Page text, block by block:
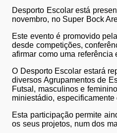
Desporto Escolar está
novembro, no Super Bock
Este evento é promovido
desde competições,
afirmar como uma
O Desporto Escolar estará
diversos Agrupamentos de
Futsal, masculinos e
miniestádio,
Esta participação permite
os seus projetos, num dos